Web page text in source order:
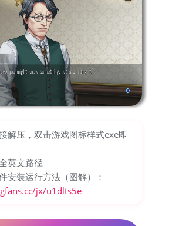
解压，双击游戏图标样式exe即
英文路径
安装运行方法（图解）：
jx/u1dlts5e